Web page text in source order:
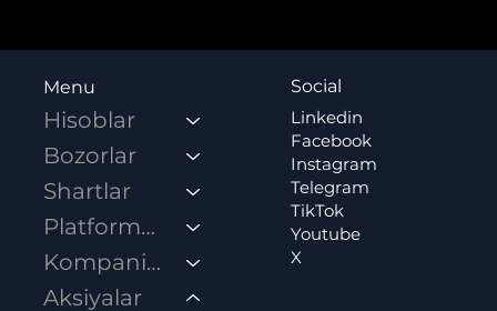
Menu
Hisoblar
Bozorlar
Shartlar
Platformalar
Kompaniya
Aksiyalar
Social
Linkedin
Facebook
Instagram
Telegram
TikTok
Youtube
X